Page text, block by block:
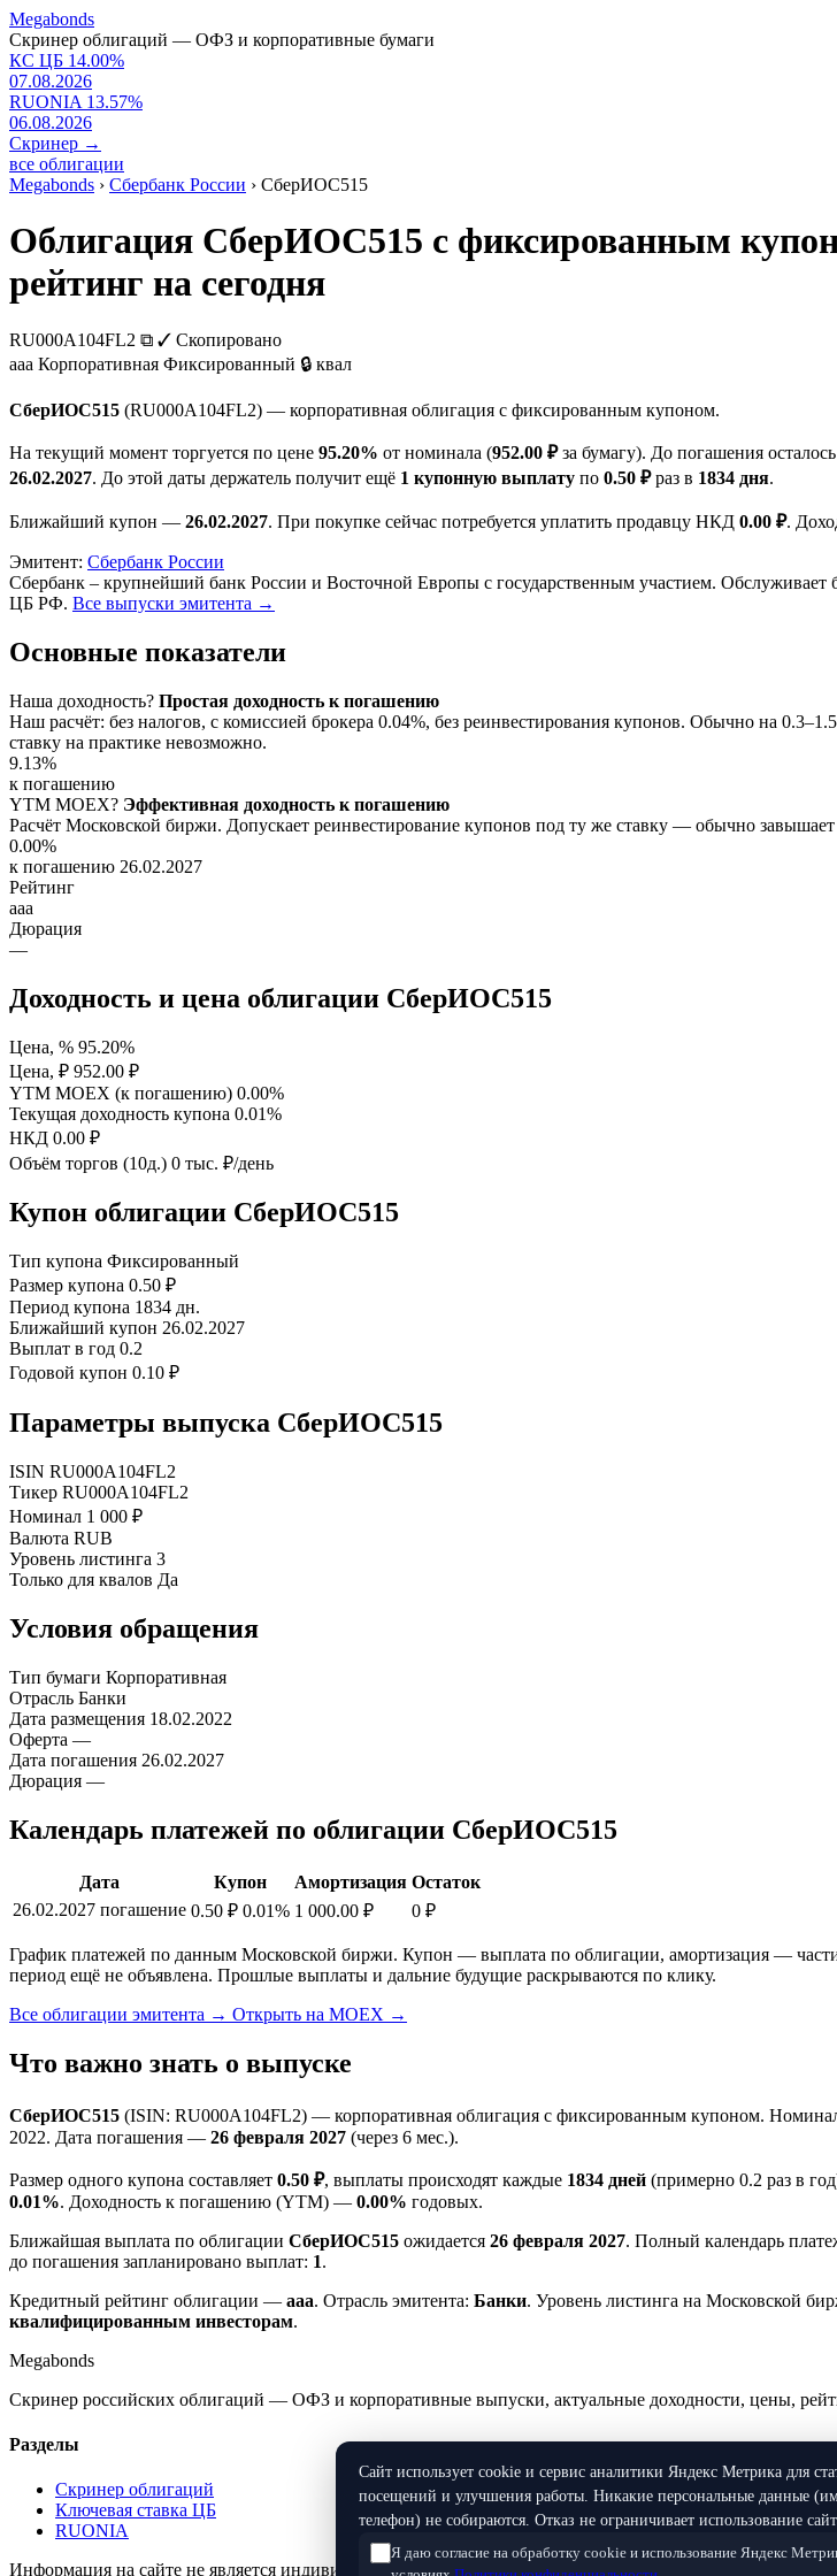
Megabonds
Скринер облигаций — ОФЗ и корпоративные бумаги
КС ЦБ 14.00%
07.08.2026
RUONIA 13.57%
06.08.2026
Скринер →
все облигации
Megabonds › Сбербанк России › СберИОС515
Облигация СберИОС515 с фиксированным
рейтинг на сегодня
RU000A104FL2 ⧉ ✓ Скопировано
aaa Корпоративная Фиксированный 🔒 квал
СберИОС515 (RU000A104FL2) — корпоративная облигация с фиксированным купоном.
На текущий момент торгуется по цене 95.20% от номинала (952.00 ₽за бумагу). До погашения осталось
26.02.2027. До этой даты держатель получит ещё 1 купонную выплату по 0.50 ₽раз в 1834 дня.
Ближайший купон — 26.02.2027. При покупке сейчас потребуется уплатить продавцу НКД 0.00 ₽.
Эмитент: Сбербанк России
Сбербанк – крупнейший банк России и Восточной Европы с государственным участием.
ЦБ РФ. Все выпуски эмитента →
Основные показатели
Наша доходность? Простая доходность к погашению
Наш расчёт: без налогов, с комиссией брокера 0.04%, без реинвестирования купонов. Обычно на
ставку на практике невозможно.
9.13%
к погашению
YTM MOEX? Эффективная доходность к погашению
Расчёт Московской биржи. Допускает реинвестирование купонов под ту же ставку — обычно
0.00%
к погашению 26.02.2027
Рейтинг
aaa
Дюрация
—
Доходность и цена облигации СберИОС515
Цена, % 95.20%
Цена, ₽ 952.00 ₽
YTM MOEX (к погашению) 0.00%
Текущая доходность купона 0.01%
НКД 0.00 ₽
Объём торгов (10д.) 0 тыс. ₽/день
Купон облигации СберИОС515
Тип купона Фиксированный
Размер купона 0.50 ₽
Период купона 1834 дн.
Ближайший купон 26.02.2027
Выплат в год 0.2
Годовой купон 0.10 ₽
Параметры выпуска СберИОС515
ISIN RU000A104FL2
Тикер RU000A104FL2
Номинал 1 000 ₽
Валюта RUB
Уровень листинга 3
Только для квалов Да
Условия обращения
Тип бумаги Корпоративная
Отрасль Банки
Дата размещения 18.02.2022
Оферта —
Дата погашения 26.02.2027
Дюрация —
Календарь платежей по облигации СберИОС515
Дата Купон Амортизация Остаток
26.02.2027 погашение 0.50 ₽ 0.01% 1 000.00 ₽ 0 ₽
График платежей по данным Московской биржи. Купон — выплата по облигации, амортизация —
период ещё не объявлена. Прошлые выплаты и дальние будущие раскрываются по клику.
Все облигации эмитента → Открыть на MOEX →
Что важно знать о выпуске
СберИОС515 (ISIN: RU000A104FL2) — корпоративная облигация с фиксированным купоном.
2022. Дата погашения — 26 февраля 2027 (через 6 мес.).
Размер одного купона составляет 0.50 ₽, выплаты происходят каждые 1834 дней (примерно 0.2 раз в
0.01%. Доходность к погашению (YTM) — 0.00% годовых.
Ближайшая выплата по облигации СберИОС515 ожидается 26 февраля 2027. Полный календарь
до погашения запланировано выплат: 1.
Кредитный рейтинг облигации — aaa. Отрасль эмитента: Банки. Уровень листинга на Московской
квалифицированным инвесторам.
Megabonds
Скринер российских облигаций — ОФЗ и корпоративные выпуски, актуальные доходности, цены,
Разделы
Скринер облигаций
Ключевая ставка ЦБ
RUONIA
Информация на сайте не является индивидуальной инвестиционной рекомендацией. Все данные
Сайт использует cookie и сервис аналитики Яндекс Метрика для
посещений и улучшения работы. Никакие персональные данные
телефон) не собираются. Отказ не ограничивает использование
Я даю согласие на обработку cookie и использование Яндекс